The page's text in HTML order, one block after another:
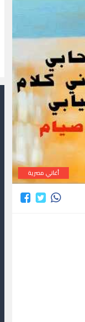
أغاني مصرية